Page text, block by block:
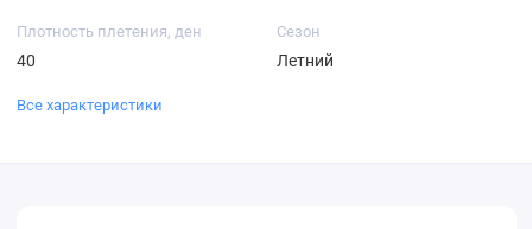
Плотность плетения, ден
40
Сезон
Летний
Все характеристики